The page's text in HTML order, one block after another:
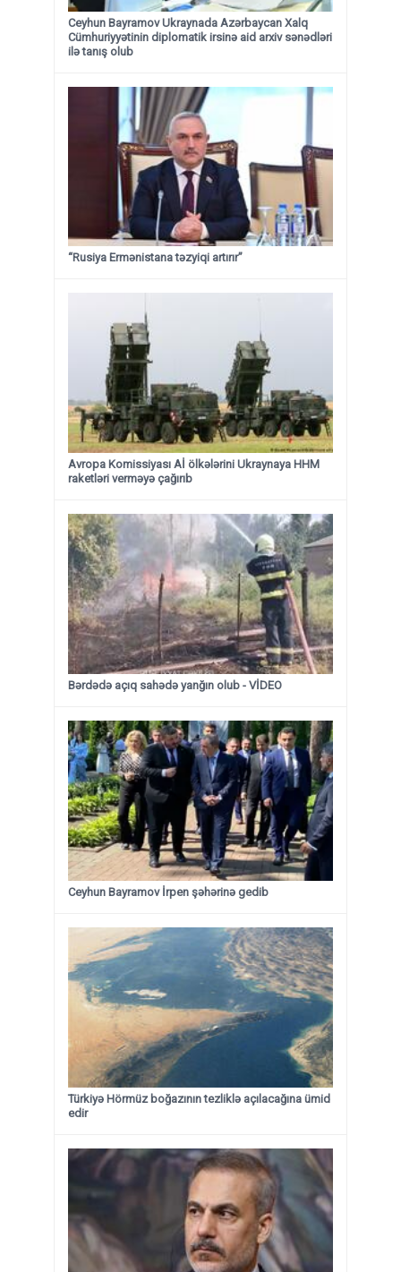
Ceyhun Bayramov Ukraynada Azərbaycan Xalq
Cümhuriyyətinin diplomatik irsinə aid arxiv sənədləri
ilə tanış olub
“Rusiya Ermənistana təzyiqi artırır”
Avropa Komissiyası Aİ ölkələrini Ukraynaya HHM
raketləri verməyə çağırıb
Bərdədə açıq sahədə yanğın olub - VİDEO
Ceyhun Bayramov İrpen şəhərinə gedib
Türkiyə Hörmüz boğazının tezliklə açılacağına ümid
edir